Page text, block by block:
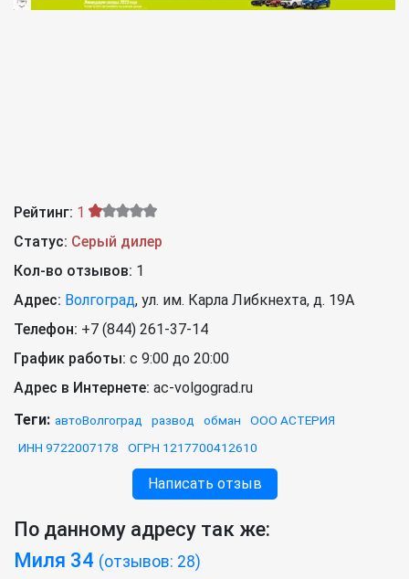
Рейтинг: 1
Статус: Серый дилер
Кол-во отзывов: 1
Адрес: Волгоград, ул. им. Карла Либкнехта, д. 19А
Телефон: +7 (844) 261-37-14
График работы: с 9:00 до 20:00
Адрес в Интернете: ac-volgograd.ru
Теги: автоВолгоград развод обман
ООО АСТЕРИЯ
ИНН 9722007178
ОГРН 1217700412610
Написать отзыв
По данному адресу так же:
Миля 34 (отзывов: 28)